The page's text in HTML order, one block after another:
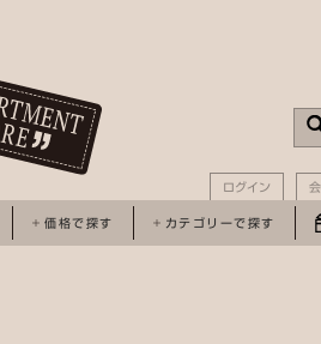
ログイン
価格で探す カテゴリーで探す